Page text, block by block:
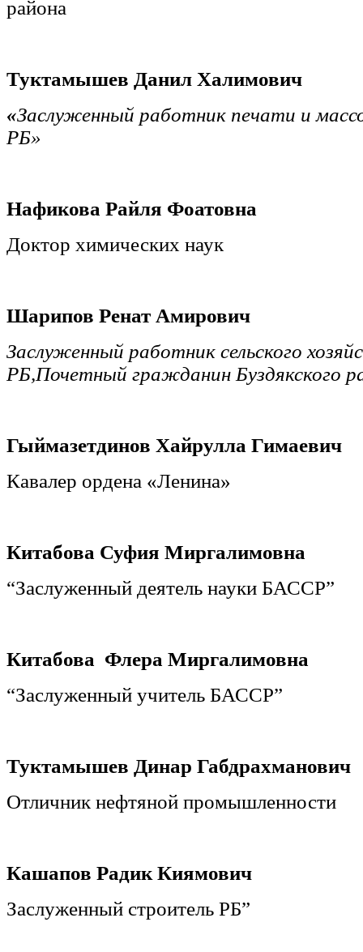
района
Туктамышев Данил Халимович
«Заслуженный работник печати и
РБ»
Нафикова Райля Фоатовна
Доктор химических наук
Шарипов Ренат Амирович
Заслуженный работник сельского
РБ,Почетный гражданин Буздякского
Гыймазетдинов Хайрулла Гимаевич
Кавалер ордена «Ленина»
Китабова Суфия Миргалимовна
“Заслуженный деятель науки БАССР”
Китабова Флера Миргалимовна
“Заслуженный учитель БАССР”
Туктамышев Динар Габдрахманович
Отличник нефтяной промышленности
Кашапов Радик Киямович
Заслуженный строитель РБ”